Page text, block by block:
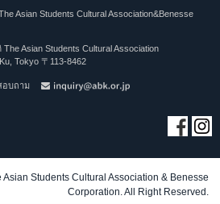
Asian Students Cultural Association&Benesse
Asian Students Cultural Association
Tokyo 〒113-8462
อบถาม
Students Cultural Association & Benesse
Corporation. All Right Reserved.